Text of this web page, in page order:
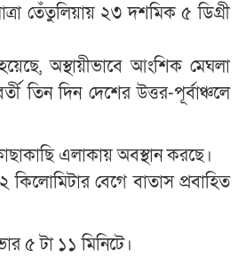
তেঁতুলিয়ায় ২৩ দশমিক ৫ ডিগ্রী
অস্থায়ীভাবে আংশিক মেঘলা
তিন দিন দেশের উত্তর-পূর্বাঞ্চলে
এলাকায় অবস্থান করছে।
বেগে বাতাস প্রবাহিত
৫ টা ১১ মিনিটে।